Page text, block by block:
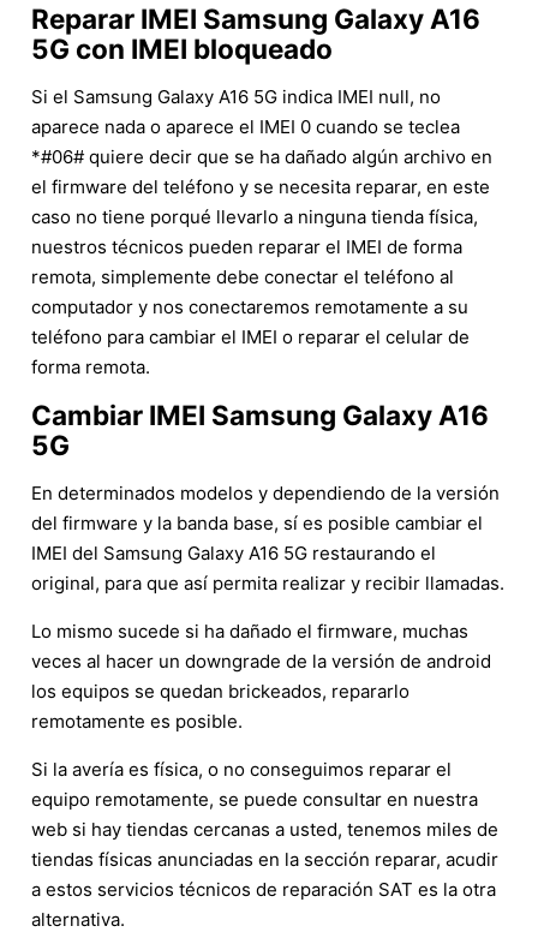
Reparar IMEI Samsung Galaxy A16
5G con IMEI bloqueado
Si el Samsung Galaxy A16 5G indica IMEI null, no
aparece nada o aparece el IMEI 0 cuando se teclea
*#06# quiere decir que se ha dañado algún archivo en
el firmware del teléfono y se necesita reparar, en este
caso no tiene porqué llevarlo a ninguna tienda física,
nuestros técnicos pueden reparar el IMEI de forma
remota, simplemente debe conectar el teléfono al
computador y nos conectaremos remotamente a su
teléfono para cambiar el IMEI o reparar el celular de
forma remota.
Cambiar IMEI Samsung Galaxy A16
5G
En determinados modelos y dependiendo de la versión
del firmware y la banda base, sí es posible cambiar el
IMEI del Samsung Galaxy A16 5G restaurando el
original, para que así permita realizar y recibir llamadas.
Lo mismo sucede si ha dañado el firmware, muchas
veces al hacer un downgrade de la versión de android
los equipos se quedan brickeados, repararlo
remotamente es posible.
Si la avería es física, o no conseguimos reparar el
equipo remotamente, se puede consultar en nuestra
web si hay tiendas cercanas a usted, tenemos miles de
tiendas físicas anunciadas en la sección reparar, acudir
a estos servicios técnicos de reparación SAT es la otra
alternativa.